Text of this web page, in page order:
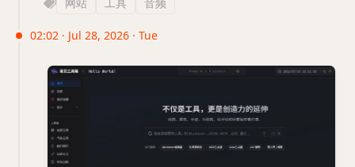
02:02 · Jul 28, 2026 · Tue